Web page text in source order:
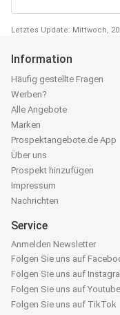
Letztes Update: Mittwoch,
Information
Häufig gestellte Fragen
Werben?
Alle Angebote
Marken
Prospektangebote.de App
Über uns
Prospekt hinzufügen
Impressum
Nachrichten
Service
Anmelden Newsletter
Folgen Sie uns auf
Folgen Sie uns auf
Folgen Sie uns auf Youtube
Folgen Sie uns auf TikTok